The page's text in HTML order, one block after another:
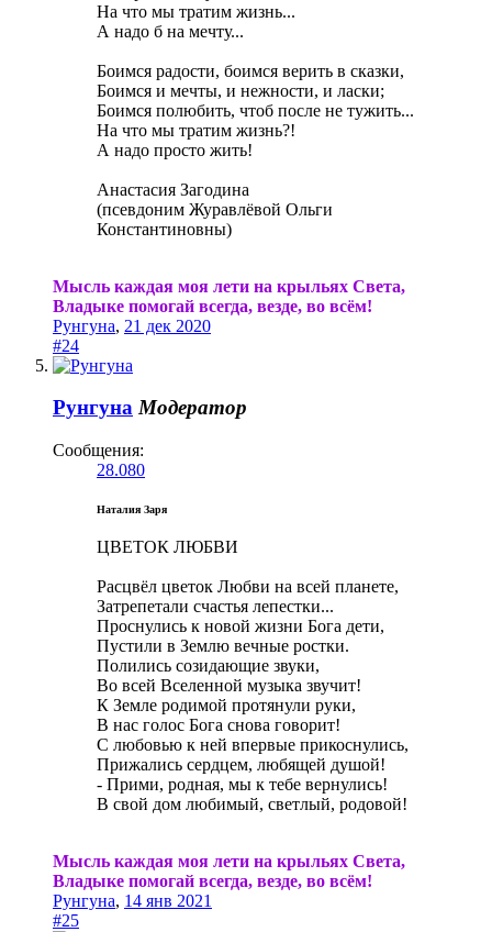
На что мы тратим жизнь...
А надо б на мечту...
Боимся радости, боимся верить в сказки,
Боимся и мечты, и нежности, и ласки;
Боимся полюбить, чтоб после не тужить...
На что мы тратим жизнь?!
А надо просто жить!
Анастасия Загодина
(псевдоним Журавлёвой Ольги
Константиновны)
Мысль каждая моя лети на крыльях Света,
Владыке помогай всегда, везде, во всём!
Рунгуна, 21 дек 2020
#24
Рунгуна Модератор
Сообщения:
28.080
Наталия Заря
ЦВЕТОК ЛЮБВИ
Расцвёл цветок Любви на всей планете,
Затрепетали счастья лепестки...
Проснулись к новой жизни Бога дети,
Пустили в Землю вечные ростки.
Полились созидающие звуки,
Во всей Вселенной музыка звучит!
К Земле родимой протянули руки,
В нас голос Бога снова говорит!
С любовью к ней впервые прикоснулись,
Прижались сердцем, любящей душой!
- Прими, родная, мы к тебе вернулись!
В свой дом любимый, светлый, родовой!
Мысль каждая моя лети на крыльях Света,
Владыке помогай всегда, везде, во всём!
Рунгуна, 14 янв 2021
#25